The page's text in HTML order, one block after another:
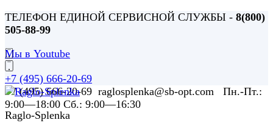
ТЕЛЕФОН ЕДИНОЙ СЕРВИСНОЙ СЛУЖБЫ - 8(800)
505-88-99
Мы в Youtube
+7 (495) 666-20-69 raglosplenka@sb-opt.com Пн.-Пт.:
9:00—18:00 Сб.: 9:00—16:30
+7 (495) 666-20-69
Raglo-Splenka